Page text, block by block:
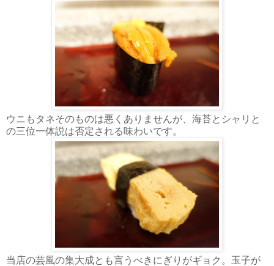
ウニもタネそのものは悪くありませんが、海苔とシャリと
の三位一体説は否定される味わいです。
当店の芸風の集大成とも言うべきにぎりがギョク。玉子が